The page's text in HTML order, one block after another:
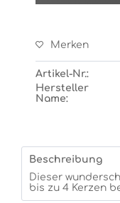
Merken
Artikel-Nr.:
Hersteller
Name:
Beschreibung
Dieser
bis zu 4 Kerzen